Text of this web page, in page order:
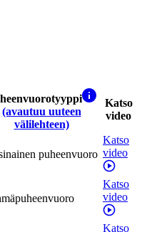
(avautuu uuteen
välilehteen)
Katso
video
puheenvuoro
Katso
video
Katso
video
Katso